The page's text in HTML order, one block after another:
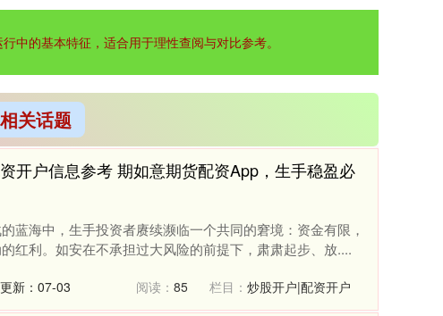
中的基本特征，适合用于理性查阅与对比参考。
关话题
开户信息参考 期如意期货配资App，生手稳盈必
蓝海中，生手投资者赓续濒临一个共同的窘境：资金有限，
红利。如安在不承担过大风险的前提下，肃肃起步、放....
更新：07-03 阅读： 85 栏目： 炒股开户|配资开户